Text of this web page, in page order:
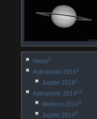
News3
Astrophoto 20161
Jupiter 20161
Astrophoto 201412
Meteors 20142
Jupiter 20145